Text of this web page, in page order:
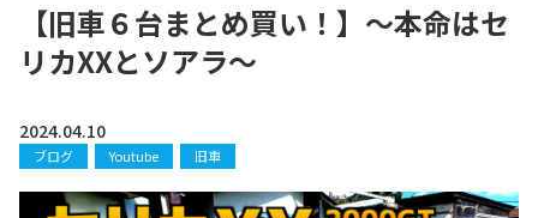
STAFF
スタッフ
お知らせ
【旧車６台まとめ買い！】〜本命はセ
リカXXとソアラ〜
2024.04.10
ブログ Youtube 旧車